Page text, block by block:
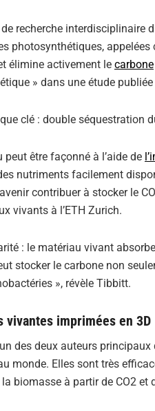
de recherche interdisciplinaire
photosynthétiques,
élimine activement le carbone
» dans une étude
clé : double séquestration
peut être façonné à l’aide de
nutriments facilement
contribuer à stocker le
vivants à l’ETH Zurich.
: le matériau vivant
stocker le carbone non
», révèle Tibbitt.
vivantes imprimées en 3D
des deux auteurs
monde. Elles sont très
biomasse à partir de CO2 et